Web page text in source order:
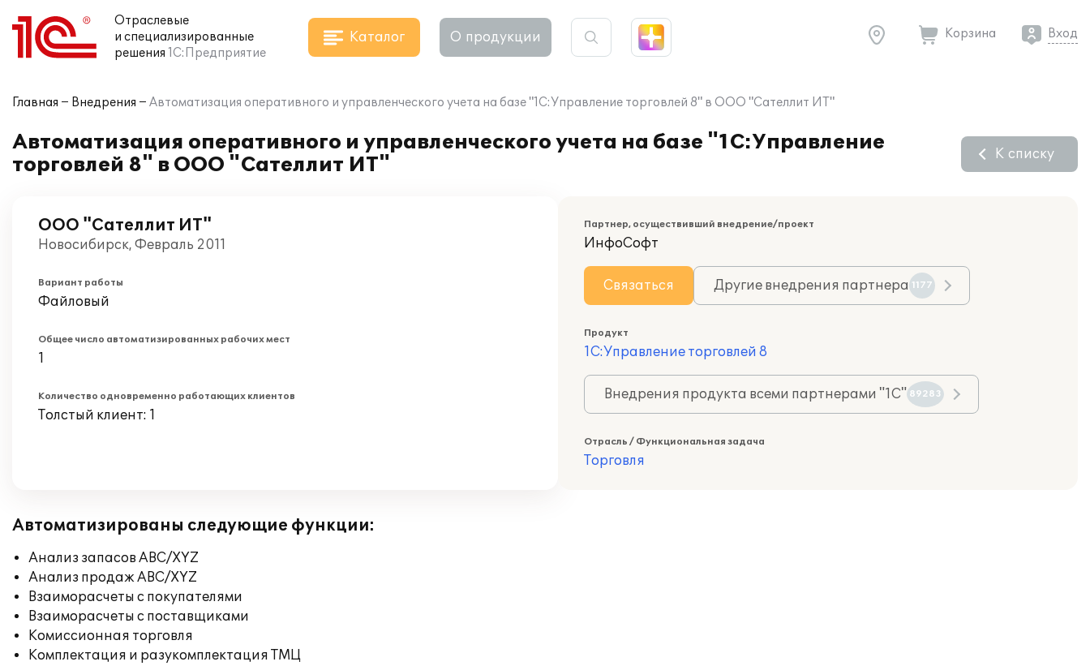
Отраслевые
и специализированные
решения 1С:Предприятие
Каталог О продукции Корзина Вход
Главная Внедрения Автоматизация оперативного и управленческого учета на базе "1С:Управление торговлей 8" в ООО "Сателлит ИТ"
Автоматизация оперативного и управленческого учета на базе "1С:Управление
торговлей 8" в ООО "Сателлит ИТ"
К списку
ООО "Сателлит ИТ"
Новосибирск, Февраль 2011
Вариант работы
Файловый
Общее число автоматизированных рабочих мест
1
Количество одновременно работающих клиентов
Толстый клиент: 1
Партнер, осуществивший внедрение/проект
ИнфоСофт
Связаться Другие внедрения партнера 1177
Продукт
1С:Управление торговлей 8
Внедрения продукта всеми партнерами "1С" 89283
Отрасль / Функциональная задача
Торговля
Автоматизированы следующие функции:
Анализ запасов ABC/XYZ
Анализ продаж ABC/XYZ
Взаиморасчеты с покупателями
Взаиморасчеты с поставщиками
Комиссионная торговля
Комплектация и разукомплектация ТМЦ